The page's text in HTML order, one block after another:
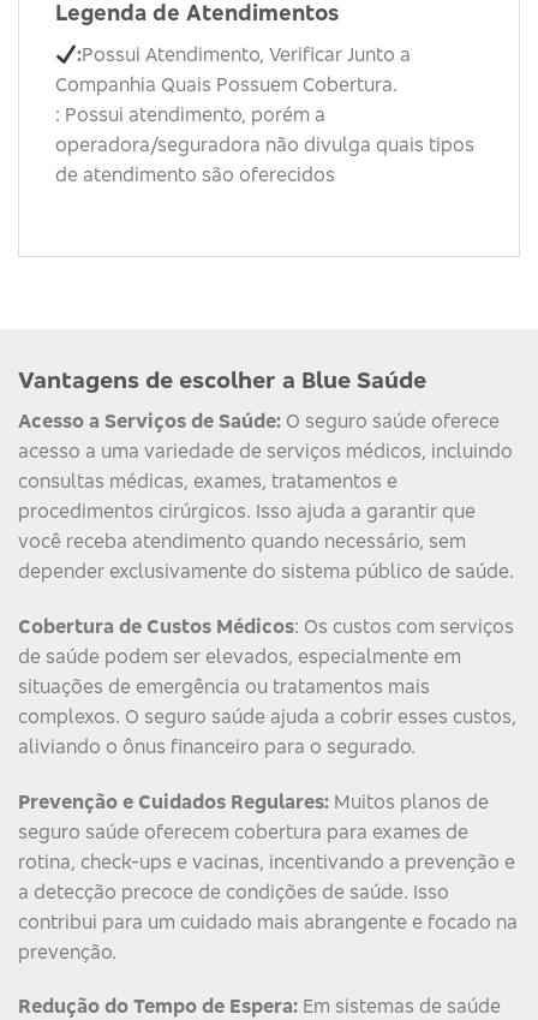
Legenda de Atendimentos
:Possui Atendimento, Verificar Junto a
Companhia Quais Possuem Cobertura.
: Possui atendimento, porém a
operadora/seguradora não divulga quais tipos
de atendimento são oferecidos
Vantagens de escolher a Blue Saúde
Acesso a Serviços de Saúde: O seguro saúde oferece
acesso a uma variedade de serviços médicos, incluindo
consultas médicas, exames, tratamentos e
procedimentos cirúrgicos. Isso ajuda a garantir que
você receba atendimento quando necessário, sem
depender exclusivamente do sistema público de saúde.
Cobertura de Custos Médicos: Os custos com serviços
de saúde podem ser elevados, especialmente em
situações de emergência ou tratamentos mais
complexos. O seguro saúde ajuda a cobrir esses custos,
aliviando o ônus financeiro para o segurado.
Prevenção e Cuidados Regulares: Muitos planos de
seguro saúde oferecem cobertura para exames de
rotina, check-ups e vacinas, incentivando a prevenção e
a detecção precoce de condições de saúde. Isso
contribui para um cuidado mais abrangente e focado na
prevenção.
Redução do Tempo de Espera: Em sistemas de saúde